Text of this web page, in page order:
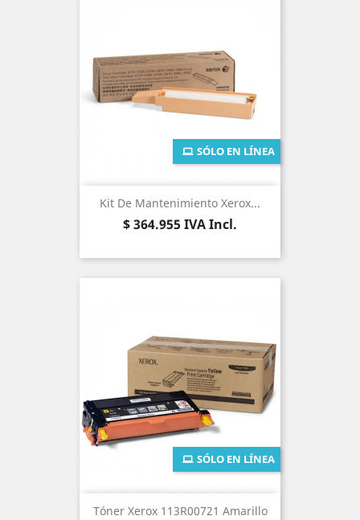
Kit De Mantenimiento Xerox...
Precio
$ 364.955IVA Incl.
SÓLO EN LÍNEA
Tóner Xerox 113R00721 Amarillo
SÓLO EN LÍNEA